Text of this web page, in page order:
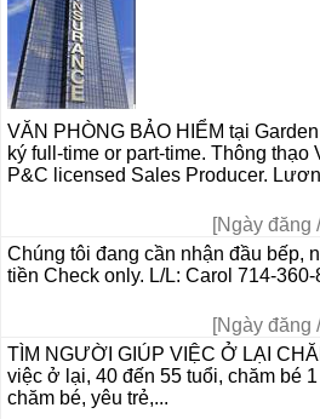
VĂN PHÒNG BẢO HIỂM tại
ký full-time or part-time. Thông thạo
P&C licensed Sales Producer.
[Ngày đăng
Chúng tôi đang cần nhận đầu bếp,
tiền Check only. L/L: Carol 714-360-
[Ngày đăng
TÌM NGƯỜI GIÚP VIỆC Ở LẠI
việc ở lại, 40 đến 55 tuổi, chăm bé
chăm bé, yêu trẻ,...